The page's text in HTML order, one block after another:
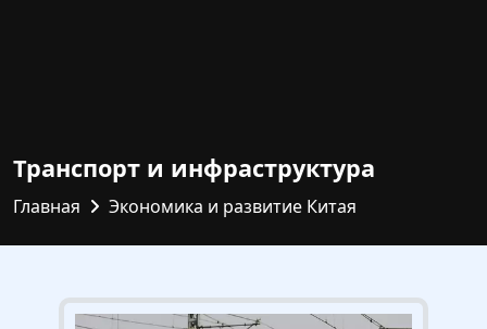
Транспорт и инфраструктура
Главная Экономика и развитие Китая